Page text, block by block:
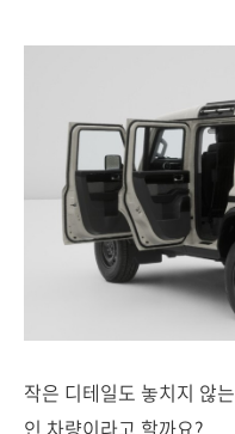
작은 디테일도 놓치지 않는
인 차량이라고 할까요?